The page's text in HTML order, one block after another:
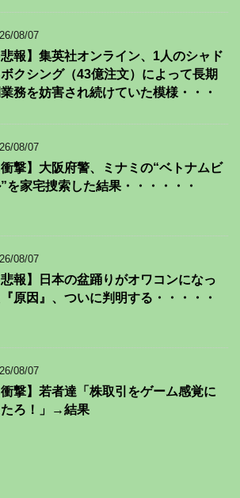
08/07
悲報】集英社オンライン、1人のシャド
クシング（43億注文）によって長期
務を妨害され続けていた模様・・・
08/07
衝撃】大阪府警、ミナミの“ベトナムビ
を家宅捜索した結果・・・・・・
08/07
悲報】日本の盆踊りがオワコンになっ
原因』、ついに判明する・・・・・
08/07
衝撃】若者達「株取引をゲーム感覚に
たろ！」→結果